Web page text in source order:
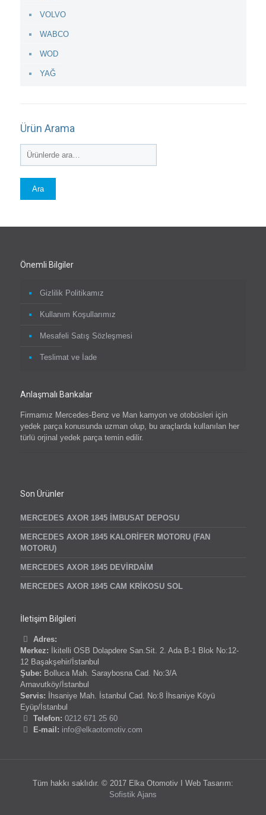
VOLVO
WABCO
WOD
YAĞ
Ürün Arama
Ara
Önemli Bilgiler
Gizlilik Politikamız
Kullanım Koşullarımız
Mesafeli Satış Sözleşmesi
Teslimat ve İade
Anlaşmalı Bankalar
Firmamız Mercedes-Benz ve Man kamyon ve otobüsleri için
yedek parça konusunda uzman olup, bu araçlarda kullanılan her
türlü orjinal yedek parça temin edilir.
Son Ürünler
MERCEDES AXOR 1845 İMBUSAT DEPOSU
MERCEDES AXOR 1845 KALORİFER MOTORU (FAN
MOTORU)
MERCEDES AXOR 1845 DEVİRDAİM
MERCEDES AXOR 1845 CAM KRİKOSU SOL
İletişim Bilgileri
Adres:
Merkez: İkitelli OSB Dolapdere San.Sit. 2. Ada B-1 Blok No:12-
12 Başakşehir/İstanbul
Şube: Bolluca Mah. Saraybosna Cad. No:3/A
Arnavutköy/İstanbul
Servis:
İhsaniye Mah. İstanbul Cad. No:8 İhsaniye Köyü
Eyüp/İstanbul
Telefon: 0212 671 25 60
E-mail: info@elkaotomotiv.com
Tüm hakkı saklıdır. © 2017 Elka Otomotiv I Web Tasarım:
Sofistik Ajans